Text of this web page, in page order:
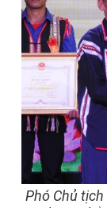
Phó Chủ